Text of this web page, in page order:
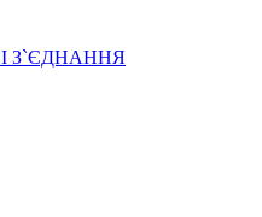
АКСЕСУАРІВ
З`ЄДНАННЯ